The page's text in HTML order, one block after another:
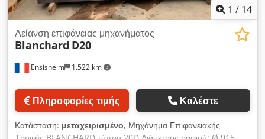
1 / 14
Ensisheim 1.522 km
Λείανση επιφάνειας μηχανήματος
Blanchard D20
Πληροφορίες τιμής Καλέστε
Κατάσταση: μεταχειρισμένο, Μηχάνημα Επιφανειακής